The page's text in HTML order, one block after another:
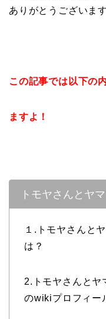
ありがとうございます
この記事では以下の
ますよ！
トモヤさんとヤ
１.トモヤさんと
は？
2.トモヤさんとヤ
のwikiプロフィー